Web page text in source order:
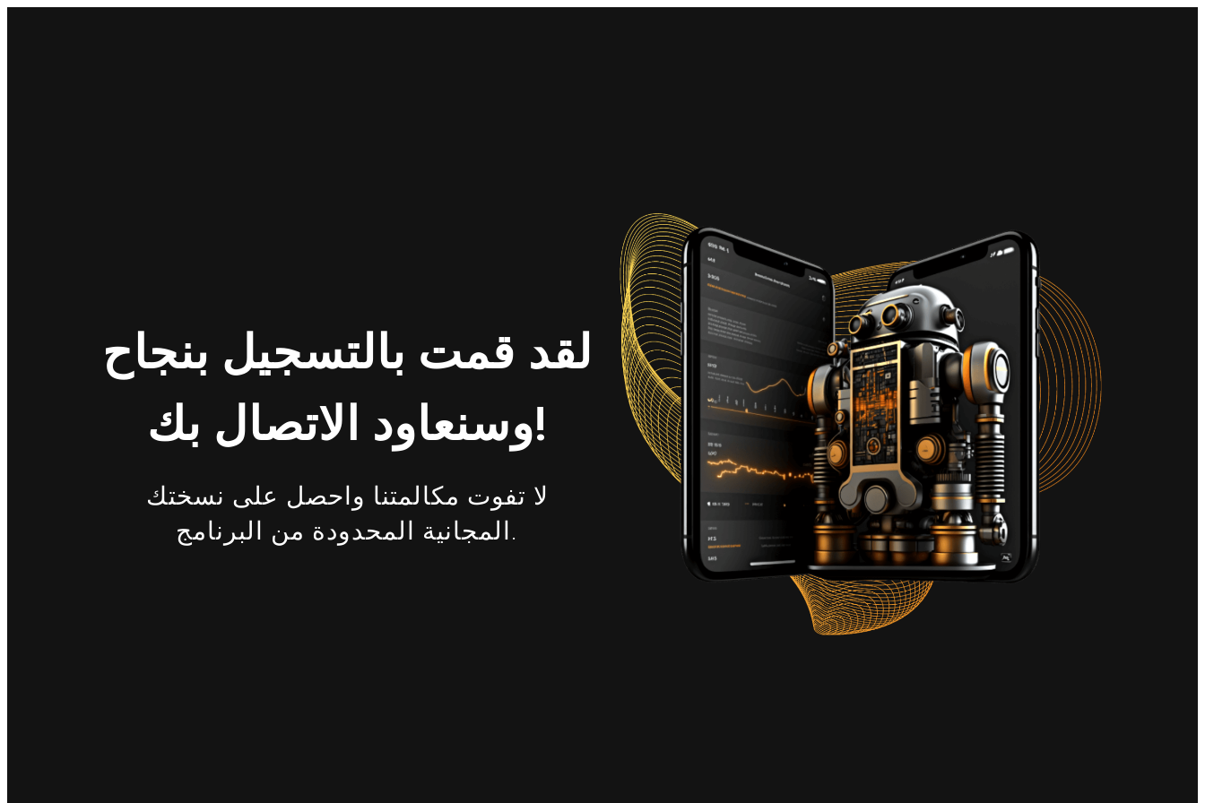
لقد قمت بالتسجيل بنجاح
وسنعاود الاتصال بك!
لا تفوت مكالمتنا واحصل على نسختك
المجانية المحدودة من البرنامج.